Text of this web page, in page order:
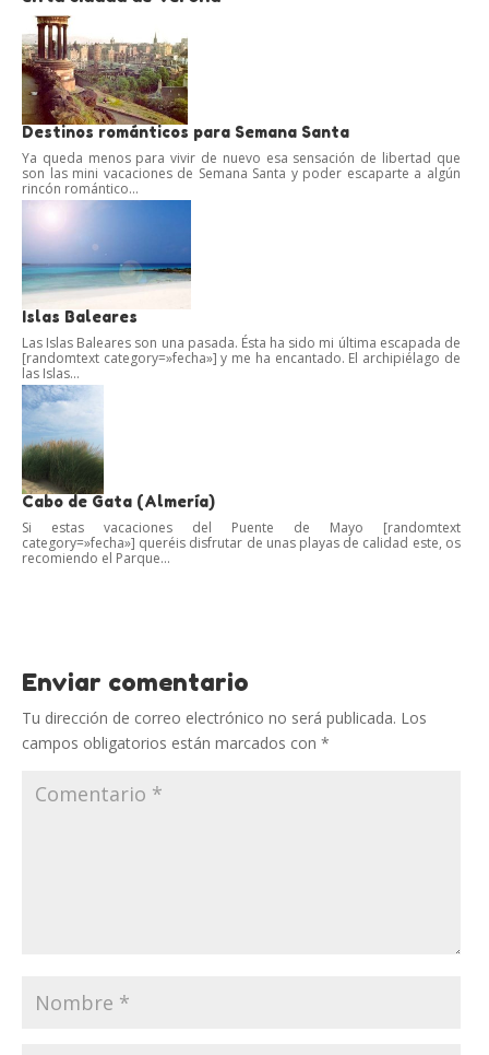
Destinos románticos para Semana Santa
Ya queda menos para vivir de nuevo esa sensación de libertad que
son las mini vacaciones de Semana Santa y poder escaparte a algún
rincón romántico...
Islas Baleares
Las Islas Baleares son una pasada. Ésta ha sido mi última escapada de
[randomtext category=»fecha»] y me ha encantado. El archipiélago de
las Islas...
Cabo de Gata (Almería)
Si estas vacaciones del Puente de Mayo [randomtext
category=»fecha»] queréis disfrutar de unas playas de calidad este, os
recomiendo el Parque...
Enviar comentario
Tu dirección de correo electrónico no será publicada. Los
campos obligatorios están marcados con *